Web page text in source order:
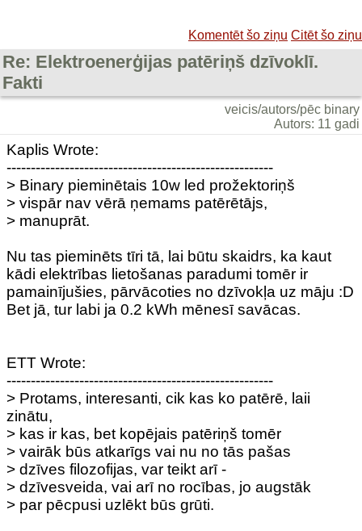
Komentēt šo ziņu Citēt šo ziņu
Re: Elektroenerģijas patēriņš dzīvoklī.
Fakti
veicis/autors/pēc binary
Autors: 11 gadi
Kaplis Wrote:
-------------------------------------------------------
> Binary pieminētais 10w led prožektoriņš
> vispār nav vērā ņemams patērētājs,
> manuprāt.
Nu tas pieminēts tīri tā, lai būtu skaidrs, ka kaut
kādi elektrības lietošanas paradumi tomēr ir
pamainījušies, pārvācoties no dzīvokļa uz māju :D
Bet jā, tur labi ja 0.2 kWh mēnesī savācas.
ETT Wrote:
-------------------------------------------------------
> Protams, interesanti, cik kas ko patērē, laii
zinātu,
> kas ir kas, bet kopējais patēriņš tomēr
> vairāk būs atkarīgs vai nu no tās pašas
> dzīves filozofijas, var teikt arī -
> dzīvesveida, vai arī no rocības, jo augstāk
> par pēcpusi uzlēkt būs grūti.